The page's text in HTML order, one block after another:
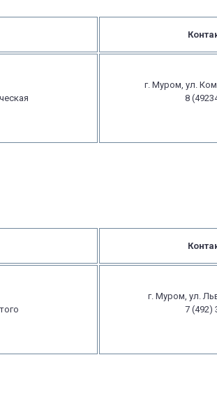
г. Муром, ул.
8
г. Муром, ул.
7 (492)